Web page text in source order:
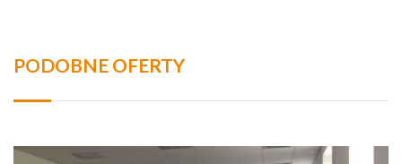
PODOBNE OFERTY